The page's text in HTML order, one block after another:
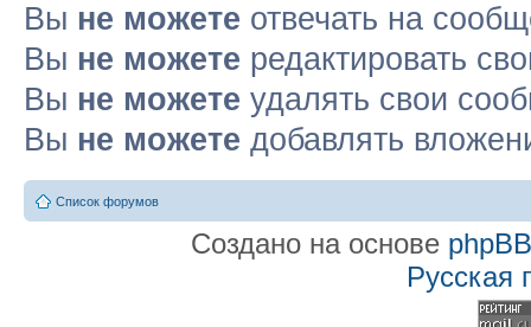
Вы не можете отвечать на
Вы не можете редактировать
Вы не можете удалять свои
Вы не можете добавлять
Список форумов
Создано на основе phpBB
Русская